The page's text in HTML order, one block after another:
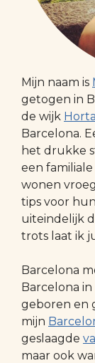
Mijn naam is
getogen in
de wijk Horta
Barcelona.
het drukke
een
wonen
tips voor hun
uiteindelijk
trots laat ik
Barcelona
Barcelona
geboren en
mijn
geslaagde
maar ook